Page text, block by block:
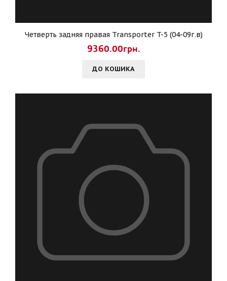
Четверть задняя правая Transporter T-5 (04-09г.в)
9360.00грн.
ДО КОШИКА